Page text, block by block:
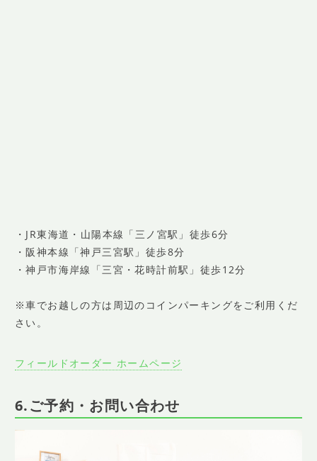
・JR東海道・山陽本線「三ノ宮駅」徒歩6分
・阪神本線「神戸三宮駅」徒歩8分
・神戸市海岸線「三宮・花時計前駅」徒歩12分
※車でお越しの方は周辺のコインパーキングをご利用くだ
さい。
フィールドオーダー ホームページ
6.ご予約・お問い合わせ